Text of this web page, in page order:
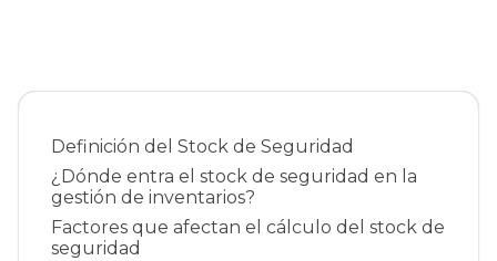
Definición del Stock de Seguridad
¿Dónde entra el stock de seguridad en la
gestión de inventarios?
Factores que afectan el cálculo del stock de
seguridad